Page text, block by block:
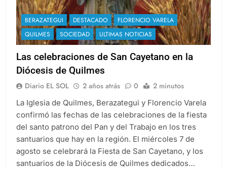
BERAZATEGUI DESTACADO
FLORENCIO VARELA
QUILMES
SOCIEDAD ULTIMAS NOTICIAS
Las celebraciones de San Cayetano en la
Diócesis de Quilmes
Diario EL SOL 2 años atrás 0 2 minutos
La Iglesia de Quilmes, Berazategui y Florencio Varela
confirmó las fechas de las celebraciones de la fiesta
del santo patrono del Pan y del Trabajo en los tres
santuarios que hay en la región. El miércoles 7 de
agosto se celebrará la Fiesta de San Cayetano, y los
santuarios de la Diócesis de Quilmes dedicados…